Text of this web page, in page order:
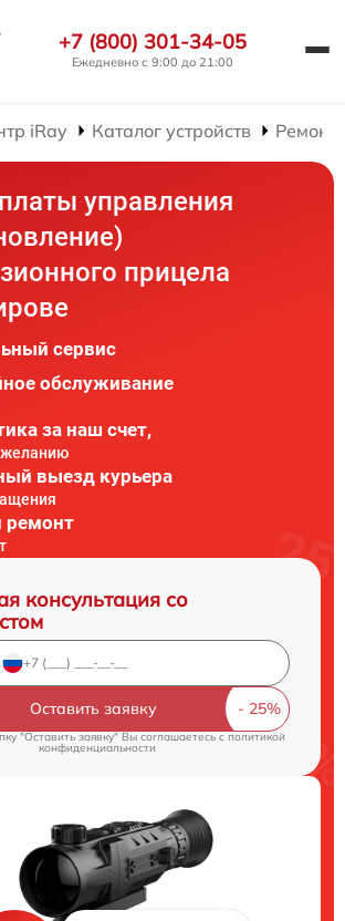
+7 (800) 301-34-05
Ежедневно с 9:00 до 21:00
iRay Каталог устройств Ремонт
управления
прицела
сервис
обслуживание
за наш счет,
выезд курьера
ремонт
консультация со
Оставить заявку
"Оставить заявку" Вы соглашаетесь cполитикой
конфиденциальности